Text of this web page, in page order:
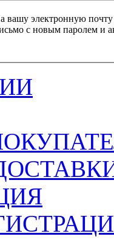
вашу электронную почту
с новым паролем и